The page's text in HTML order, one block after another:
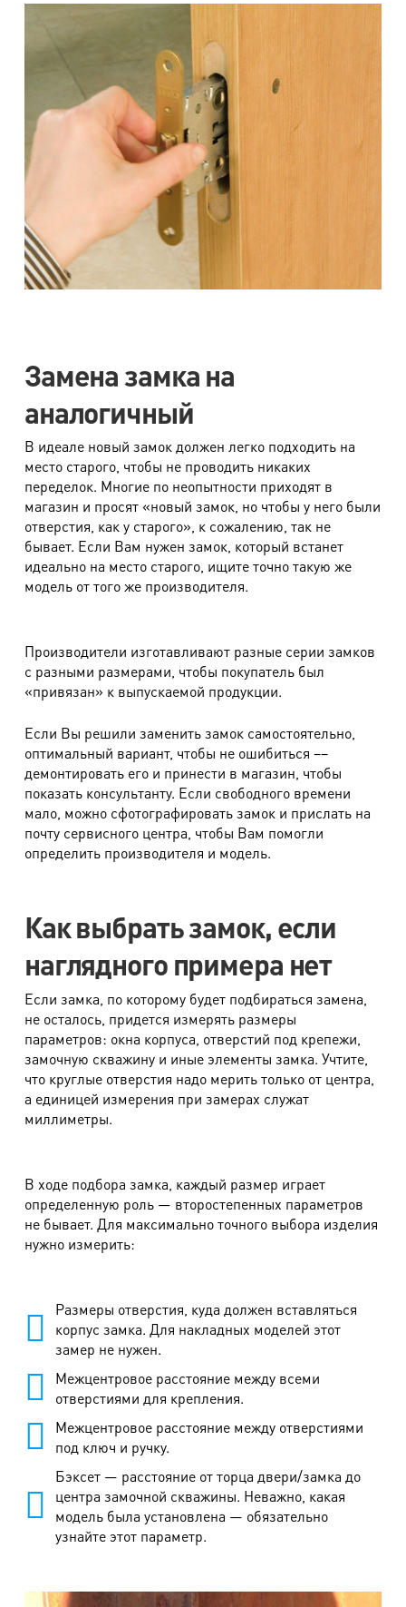
Замена замка на
аналогичный
В идеале новый замок должен легко подходить на
место старого, чтобы не проводить никаких
переделок. Многие по неопытности приходят в
магазин и просят «новый замок, но чтобы у него были
отверстия, как у старого», к сожалению, так не
бывает. Если Вам нужен замок, который встанет
идеально на место старого, ищите точно такую же
модель от того же производителя.
Производители изготавливают разные серии замков
с разными размерами, чтобы покупатель был
«привязан» к выпускаемой продукции.
Если Вы решили заменить замок самостоятельно,
оптимальный вариант, чтобы не ошибиться ––
демонтировать его и принести в магазин, чтобы
показать консультанту. Если свободного времени
мало, можно сфотографировать замок и прислать на
почту сервисного центра, чтобы Вам помогли
определить производителя и модель.
Как выбрать замок, если
наглядного примера нет
Если замка, по которому будет подбираться замена,
не осталось, придется измерять размеры
параметров: окна корпуса, отверстий под крепежи,
замочную скважину и иные элементы замка. Учтите,
что круглые отверстия надо мерить только от центра,
а единицей измерения при замерах служат
миллиметры.
В ходе подбора замка, каждый размер играет
определенную роль — второстепенных параметров
не бывает. Для максимально точного выбора изделия
нужно измерить:
Размеры отверстия, куда должен вставляться
корпус замка. Для накладных моделей этот
замер не нужен.
Межцентровое расстояние между всеми
отверстиями для крепления.
Межцентровое расстояние между отверстиями
под ключ и ручку.
Бэксет — расстояние от торца двери/замка до
центра замочной скважины. Неважно, какая
модель была установлена — обязательно
узнайте этот параметр.